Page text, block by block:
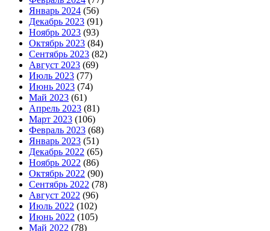
Январь 2024 (56)
Декабрь 2023 (91)
Ноябрь 2023 (93)
Октябрь 2023 (84)
Сентябрь 2023 (82)
Август 2023 (69)
Июль 2023 (77)
Июнь 2023 (74)
Май 2023 (61)
Апрель 2023 (81)
Март 2023 (106)
Февраль 2023 (68)
Январь 2023 (51)
Декабрь 2022 (65)
Ноябрь 2022 (86)
Октябрь 2022 (90)
Сентябрь 2022 (78)
Август 2022 (96)
Июль 2022 (102)
Июнь 2022 (105)
Май 2022 (78)